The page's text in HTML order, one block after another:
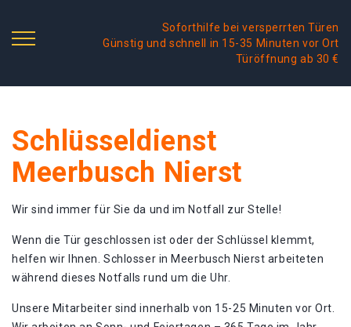
Soforthilfe bei versperrten Türen
Günstig und schnell in 15-35 Minuten vor Ort
Türöffnung ab 30 €
Schlüsseldienst
Meerbusch Nierst
Wir sind immer für Sie da und im Notfall zur Stelle!
Wenn die Tür geschlossen ist oder der Schlüssel klemmt,
helfen wir Ihnen. Schlosser in Meerbusch Nierst arbeiteten
während dieses Notfalls rund um die Uhr.
Unsere Mitarbeiter sind innerhalb von 15-25 Minuten vor Ort.